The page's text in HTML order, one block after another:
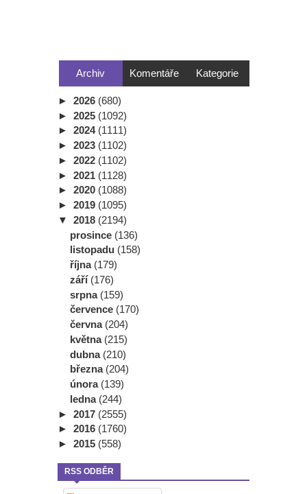
Archiv Komentáře Kategorie
► 2026 (680)
► 2025 (1092)
► 2024 (1111)
► 2023 (1102)
► 2022 (1102)
► 2021 (1128)
► 2020 (1088)
► 2019 (1095)
▼ 2018 (2194)
prosince (136)
listopadu (158)
října (179)
září (176)
srpna (159)
července (170)
června (204)
května (215)
dubna (210)
března (204)
února (139)
ledna (244)
► 2017 (2555)
► 2016 (1760)
► 2015 (558)
RSS ODBĚR